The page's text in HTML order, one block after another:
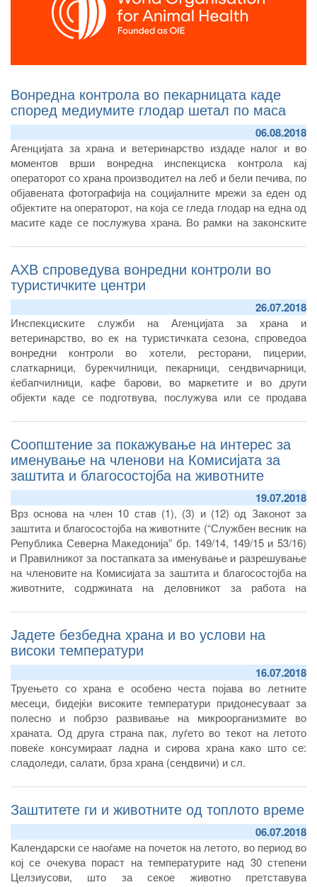
Вонредна контрола во пекарницата каде
според медиумите глодар шетал по маса
06.08.2018
Агенцијата за храна и ветеринарство издаде налог и во
моментов врши вонредна инспекциска контрола кај
операторот со храна производител на леб и бели печива, по
објавената фотографија на социјалните мрежи за еден од
објектите на операторот, на која се гледа глодар на една од
масите каде се послужува храна. Во рамки на законските
проверка дали од страна на овој оператор со храна се
почитуваат пропишаните општи и посебни барања за
безбедност на храната, вклучително и тоа дали се
спроведени мерките за дезинфекција, дезинсекција и
АХВ спроведува вонредни контроли во
туристичките центри
26.07.2018
Инспекциските служби на Агенцијата за храна и
ветеринарство, во ек на туристичката сезона, спроведоа
вонредни контроли во хотели, ресторани, пицерии,
слаткарници, бурекчилници, пекарници, сендвичарници,
ќебапчилници, кафе барови, во маркетите и во други
објекти каде се подготвува, послужува или се продава
Соопштение за покажување на интерес за
именување на членови на Комисијата за
заштита и благосостојба на животните
19.07.2018
Врз основа на член 10 став (1), (3) и (12) од Законот за
заштита и благосостојба на животните (“Службен весник на
Република Северна Македонија” бр. 149/14, 149/15 и 53/16)
и Правилникот за постапката за именување и разрешување
на членовите на Комисијата за заштита и благосостојба на
животните, содржината на деловникот за работа на
комисијата (“Службен весник на Република Северна
Македонија” бр.51/18), Агенцијата за храна и ветеринарство
на Република Северна Македонија објавува соопштение за
покажување на интерес за именување на пет члена од
редот на истакнати стручни и научни лица од областа на
заштитата и благосостојбата на животните и едно лице
претставник на невладините организации заради
формирање Комисија за заштита и благосостојба на
животните.
Јадете безбедна храна и во услови на
високи температури
16.07.2018
Труењето со храна е особено честа појава во летните
месеци, бидејќи високите температури придонесуваат за
полесно и побрзо развивање на микроорганизмите во
храната. Од друга страна пак, луѓето во текот на летото
повеќе консумираат ладна и сирова храна како што се:
сладоледи, салати, брза храна (сендвичи) и сл.
Заштитете ги и животните од топлото време
06.07.2018
Kалендарски се наоѓаме на почеток на летото, во период во
кој се очекува пораст на температурите над 30 степени
Целзиусови, што за секое животно претставува